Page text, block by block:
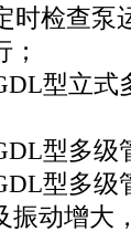
检查泵
；
型立式
型多级
型多级
振动增大